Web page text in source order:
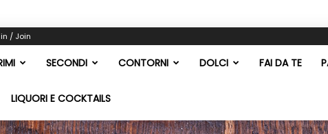
/ Join
SECONDI CONTORNI DOLCI FAI DA TE
LIQUORI E COCKTAILS